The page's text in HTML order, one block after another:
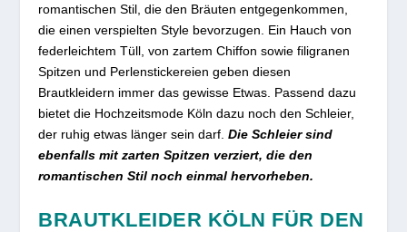
romantischen Stil, die den Bräuten entgegenkommen,
die einen verspielten Style bevorzugen. Ein Hauch von
federleichtem Tüll, von zartem Chiffon sowie filigranen
Spitzen und Perlenstickereien geben diesen
Brautkleidern immer das gewisse Etwas. Passend dazu
bietet die Hochzeitsmode Köln dazu noch den Schleier,
der ruhig etwas länger sein darf.Die Schleier sind
ebenfalls mit zarten Spitzen verziert, die den
romantischen Stil noch einmal hervorheben.
BRAUTKLEIDER KÖLN FÜR DEN